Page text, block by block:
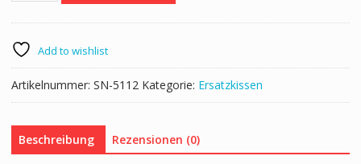
6
Stk.
Menge
Add to wishlist
Artikelnummer: SN-5112 Kategorie: Ersatzkissen
Beschreibung Rezensionen (0)